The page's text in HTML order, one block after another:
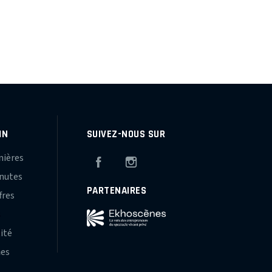
SUIVEZ-NOUS SUR
Facebook
PARTENAIRES